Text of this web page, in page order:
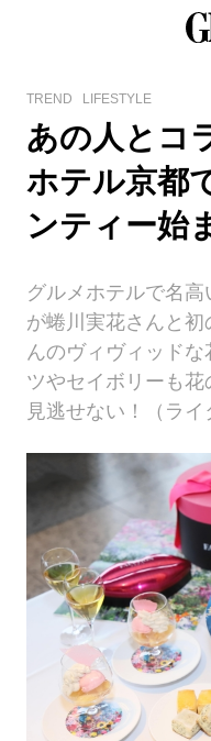
TREND LIFESTYLE
あの人とコ
ホテル京都
ンティー始
グルメホテルで名高
が蜷川実花さんと初
んのヴィヴィッド
ツやセイボリーも花
見逃せない！（ライ